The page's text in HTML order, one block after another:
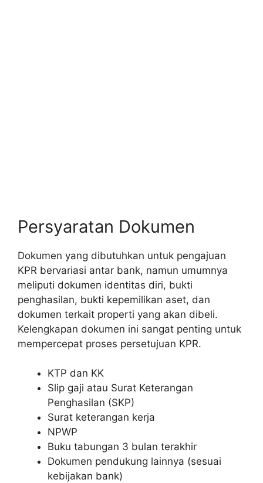
Persyaratan Dokumen
Dokumen yang dibutuhkan untuk pengajuan
KPR bervariasi antar bank, namun umumnya
meliputi dokumen identitas diri, bukti
penghasilan, bukti kepemilikan aset, dan
dokumen terkait properti yang akan dibeli.
Kelengkapan dokumen ini sangat penting untuk
mempercepat proses persetujuan KPR.
KTP dan KK
Slip gaji atau Surat Keterangan
Penghasilan (SKP)
Surat keterangan kerja
NPWP
Buku tabungan 3 bulan terakhir
Dokumen pendukung lainnya (sesuai
kebijakan bank)